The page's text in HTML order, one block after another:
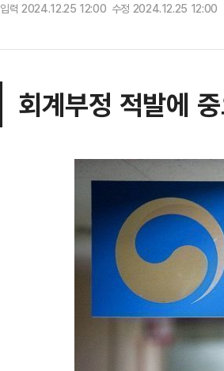
입력 2024.12.25 12:00 수정 2024.12.25 12:00
회계부정 적발에